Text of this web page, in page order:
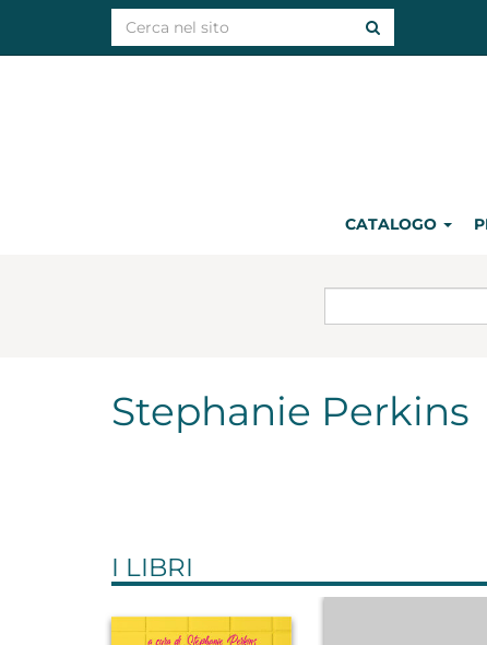
CATALOGO
Stephanie Perkins
I LIBRI